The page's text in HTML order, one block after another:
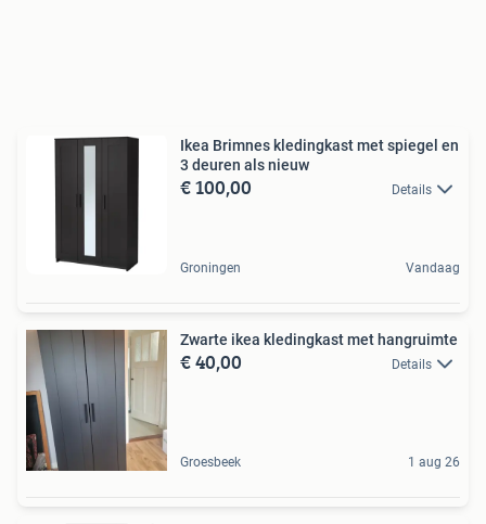
Ikea Brimnes kledingkast met spiegel en
3 deuren als nieuw
€ 100,00 Details
Groningen Vandaag
Zwarte ikea kledingkast met hangruimte
€ 40,00 Details
Groesbeek 1 aug 26